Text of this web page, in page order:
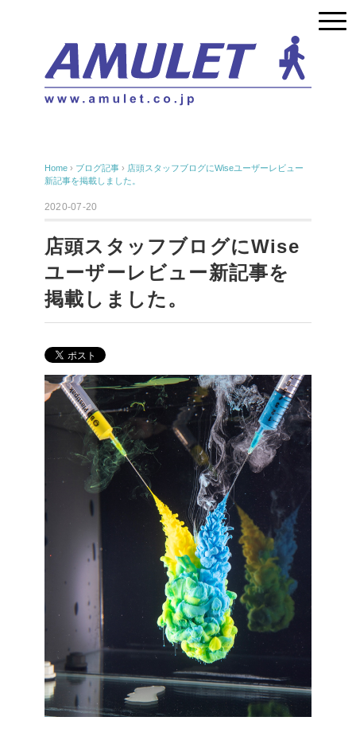
Home › ブログ記事 › 店頭スタッフブログにWiseユーザーレビュー
新記事を掲載しました。
2020-07-20
店頭スタッフブログにWise
ユーザーレビュー新記事を
掲載しました。